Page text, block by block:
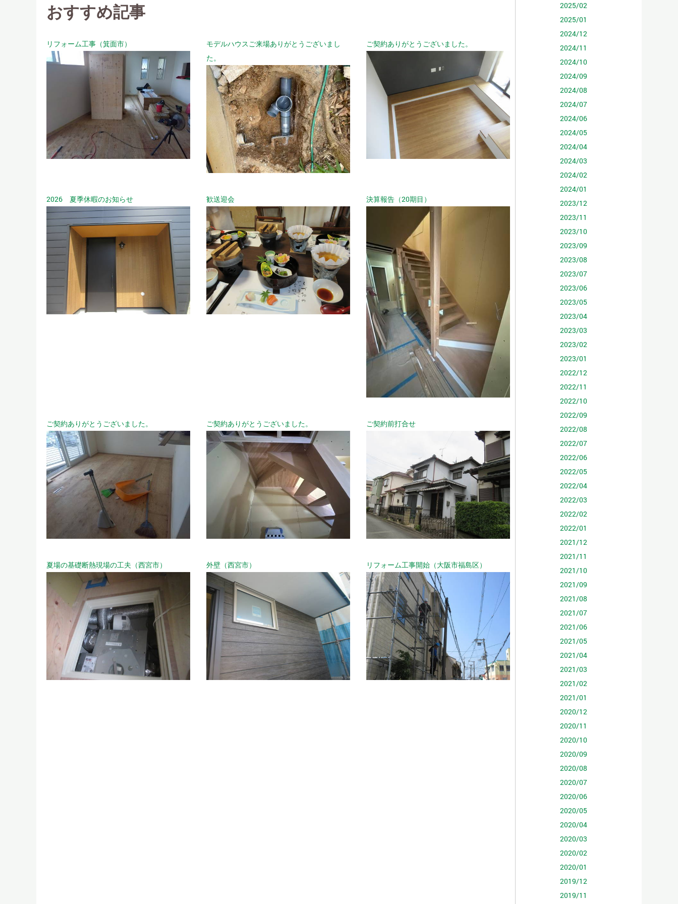
おすすめ記事
リフォーム工事（箕面市）
モデルハウスご来場ありがとうございまし
た。
ご契約ありがとうございました。
2026 夏季休暇のお知らせ 歓送迎会 決算報告（20期目）
ご契約ありがとうございました。 ご契約ありがとうございました。 ご契約前打合せ
夏場の基礎断熱現場の工夫（西宮市） 外壁（西宮市） リフォーム工事開始（大阪市福島区）
2025/02
2025/01
2024/12
2024/11
2024/10
2024/09
2024/08
2024/07
2024/06
2024/05
2024/04
2024/03
2024/02
2024/01
2023/12
2023/11
2023/10
2023/09
2023/08
2023/07
2023/06
2023/05
2023/04
2023/03
2023/02
2023/01
2022/12
2022/11
2022/10
2022/09
2022/08
2022/07
2022/06
2022/05
2022/04
2022/03
2022/02
2022/01
2021/12
2021/11
2021/10
2021/09
2021/08
2021/07
2021/06
2021/05
2021/04
2021/03
2021/02
2021/01
2020/12
2020/11
2020/10
2020/09
2020/08
2020/07
2020/06
2020/05
2020/04
2020/03
2020/02
2020/01
2019/12
2019/11